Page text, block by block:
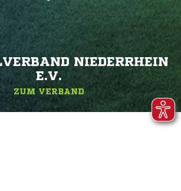
NIEDERRHEIN E
.V.
ZUM VERBAND